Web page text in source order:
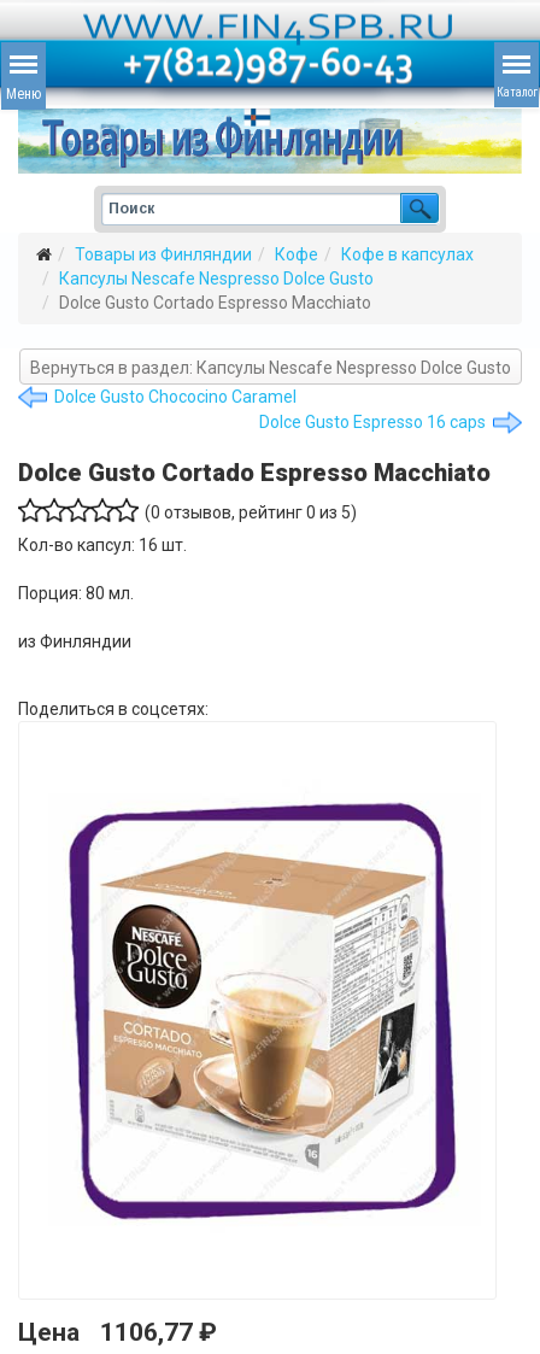
Товары из Финляндии Кофе
Кофе в капсулах
Капсулы Nescafe Nespresso Dolce Gusto
Dolce Gusto Cortado Espresso Macchiato
Вернуться в раздел: Капсулы Nescafe Nespresso Dolce Gusto
Dolce Gusto Chococino Caramel
Dolce Gusto Espresso 16 caps
Dolce Gusto Cortado Espresso Macchiato
(0 отзывов, рейтинг0 из 5)
Кол-во капсул: 16 шт.
Порция: 80 мл.
из Финляндии
Поделиться в соцсетях:
Цена 1106,77 ₽